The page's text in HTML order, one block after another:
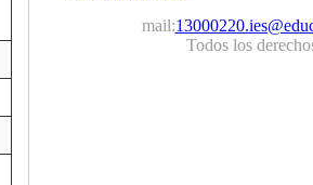
mail:
Todos los